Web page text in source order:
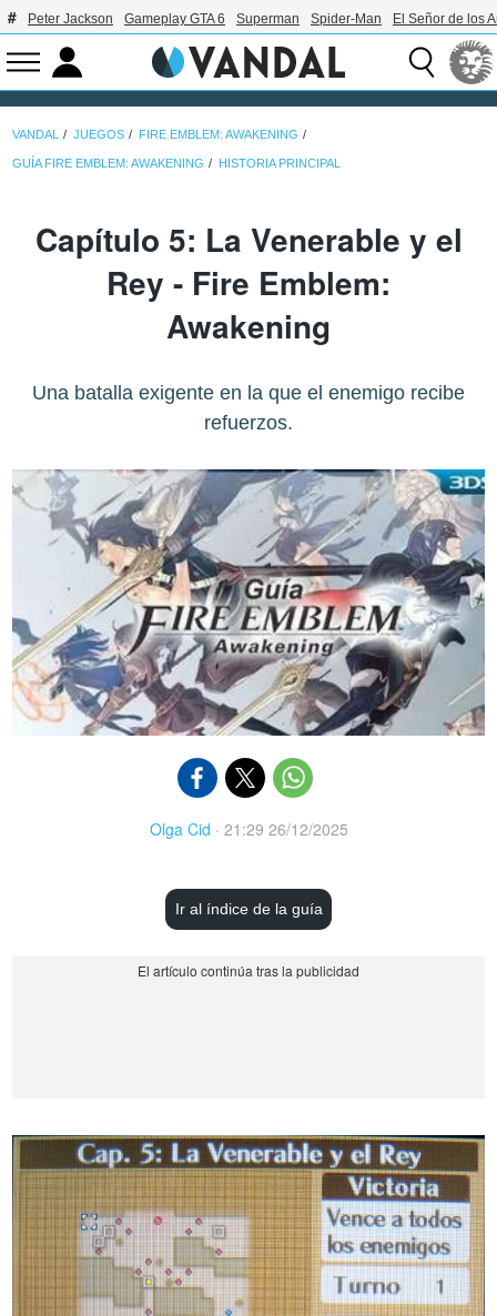
Peter Jackson Gameplay GTA 6 Superman Spider-Man El Señor de los
VANDAL JUEGOS FIRE EMBLEM: AWAKENING
GUÍA FIRE EMBLEM: AWAKENING HISTORIA PRINCIPAL
Capítulo 5: La Venerable y el
Rey - Fire Emblem:
Awakening
Una batalla exigente en la que el enemigo recibe
refuerzos.
Olga Cid · 21:29 26/12/2025
Ir al índice de la guía